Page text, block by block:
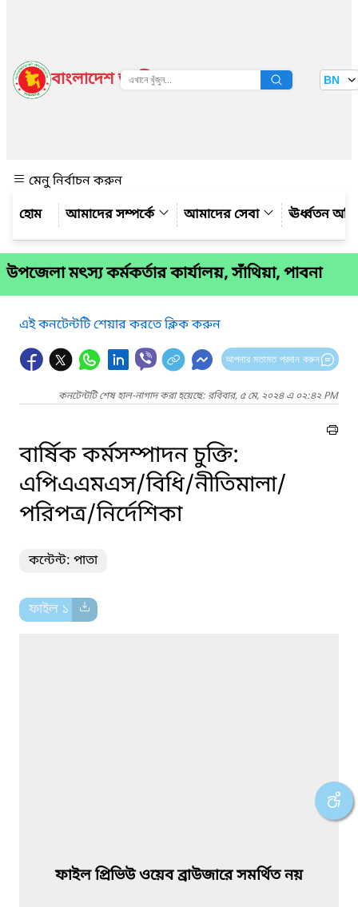
বাংলাদেশ জাতীয় তথ্য বাতায়ন BN
মেনু নির্বাচন করুন
আমাদের সম্পর্কে
আমাদের সেবা ঊর্ধ্বতন
উপজেলা মৎস্য কর্মকর্তার কার্যালয়, সাঁথিয়া, পাবনা
এই কনটেন্টটি শেয়ার করতে ক্লিক করুন
আপনার মতামত প্রদান করুন
কনটেন্টটি শেষ হাল-নাগাদ করা হয়েছে: রবিবার, ৫ মে, ২০২৪ এ ০২:৪২ PM
বার্ষিক কর্মসম্পাদন চুক্তি:
এপিএএমএস/বিধি/নীতিমালা/
পরিপত্র/নির্দেশিকা
কন্টেন্ট: পাতা
ফাইল ১
ফাইল প্রিভিউ ওয়েব ব্রাউজারে সমর্থিত নয়